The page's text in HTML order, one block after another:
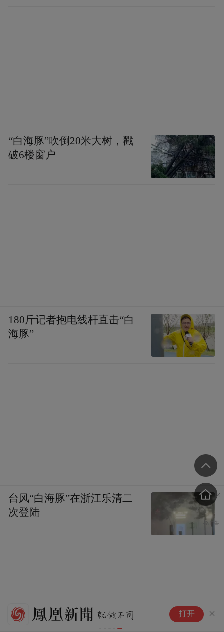
第十章：沃土新苗 · 生生不息|
《微光星河》小说连载
打开
“白海豚”吹倒20米大树，戳
破6楼窗户
180斤记者抱电线杆直击“白
海豚”
台风“白海豚”在浙江乐清二
次登陆